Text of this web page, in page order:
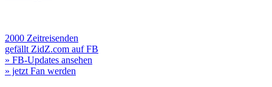
2000 Zeitreisenden
gefällt ZidZ.com auf FB
» FB-Updates ansehen
» jetzt Fan werden